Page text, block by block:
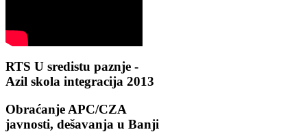
RTS U sredistu paznje -
Azil skola integracija 2013
Obraćanje APC/CZA
javnosti, dešavanja u Banji